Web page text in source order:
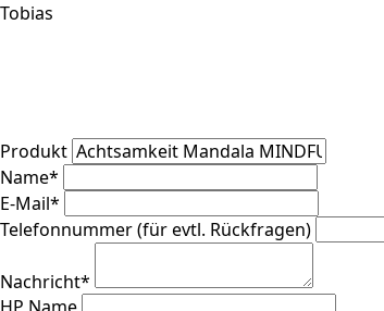
Tobias
Produkt
Name*
E-Mail*
Telefonnummer (für evtl. Rückfragen)
Nachricht*